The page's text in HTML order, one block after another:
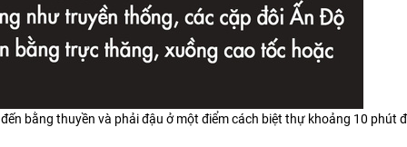
bằng thuyền và phải đậu ở một điểm cách biệt thự khoảng 10 phút